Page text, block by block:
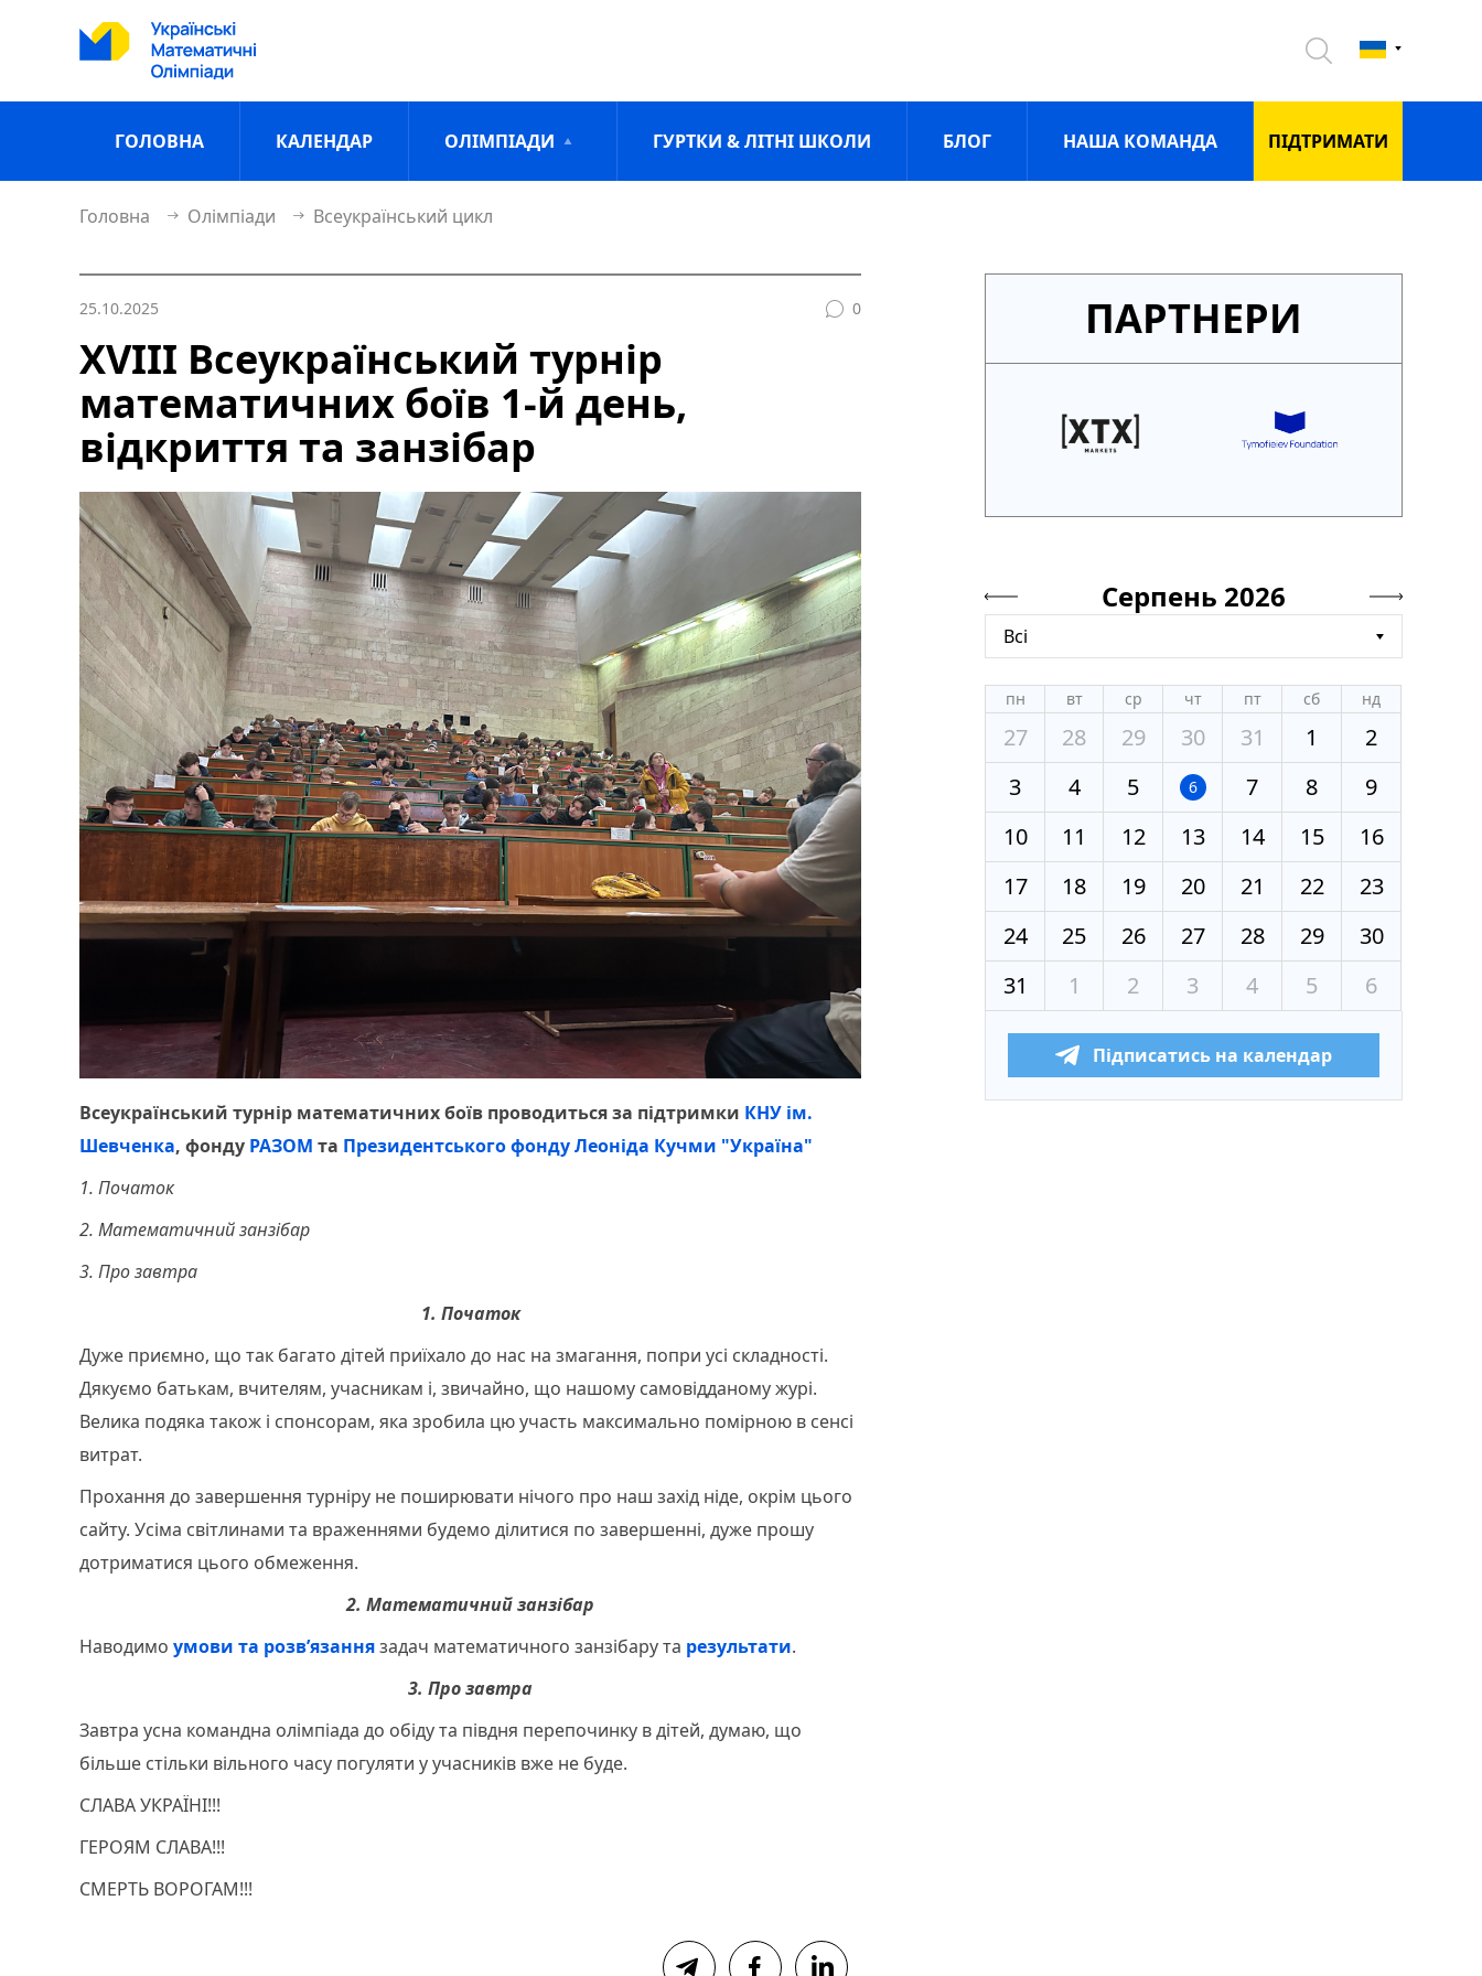
ГОЛОВНА КАЛЕНДАР ОЛІМПІАДИ ГУРТКИ & ЛІТНІ ШКОЛИ БЛОГ НАША КОМАНДА ПIДТРИМАТИ
Головна Олімпіади Всеукраїнський цикл
25.10.2025 0
ХVІІІ Всеукраїнський турнір
математичних боїв 1-й день,
відкриття та занзібар
Всеукраїнський турнір математичних боїв проводиться за підтримки КНУ ім.
Шевченка, фонду РАЗОМ та Президентського фонду Леоніда Кучми "Україна"
1. Початок
2. Математичний занзібар
3. Про завтра
1. Початок
Дуже приємно, що так багато дітей приїхало до нас на змагання, попри усі складності.
Дякуємо батькам, вчителям, учасникам і, звичайно, що нашому самовідданому журі.
Велика подяка також і спонсорам, яка зробила цю участь максимально помірною в сенсі
витрат.
Прохання до завершення турніру не поширювати нічого про наш захід ніде, окрім цього
сайту. Усіма світлинами та враженнями будемо ділитися по завершенні, дуже прошу
дотриматися цього обмеження.
2. Математичний занзібар
Наводимо умови та розв’язаннязадач математичного занзібару та результати.
3. Про завтра
Завтра усна командна олімпіада до обіду та півдня перепочинку в дітей, думаю, що
більше стільки вільного часу погуляти у учасників вже не буде.
СЛАВА УКРАЇНІ!!!
ГЕРОЯМ СЛАВА!!!
СМЕРТЬ ВОРОГАМ!!!
ПАРТНЕРИ
Всі
Серпень 2026
пн вт ср чт пт сб нд
27 28 29 30 31 1
2
3
4 5 6 7 8
9
10
11 12 13 14 15
16
17
18 19 20 21 22
23
24
25 26 27 28 29
30
31
1 2 3 4 5 6
Підписатись на календар